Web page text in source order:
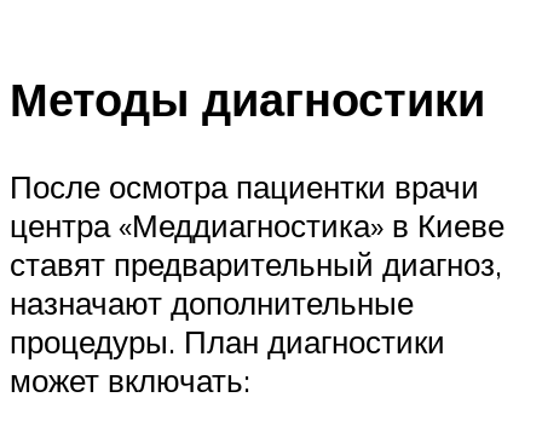
Методы диагностики
После осмотра пациентки врачи
центра «Меддиагностика» в Киеве
ставят предварительный диагноз,
назначают дополнительные
процедуры. План диагностики
может включать: